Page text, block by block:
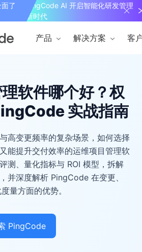
了
PingCode AI 开启智能化研发管理
新时代
产品 解决方案 客
软件哪个好？权
实战指南
高变更频率的复杂场景，如何选择
能提升交付效率的运维项目管理软
测、量化指标与 ROI 模型，拆解
并深度解析 PingCode 在变更、
量方面的优势。
PingCode